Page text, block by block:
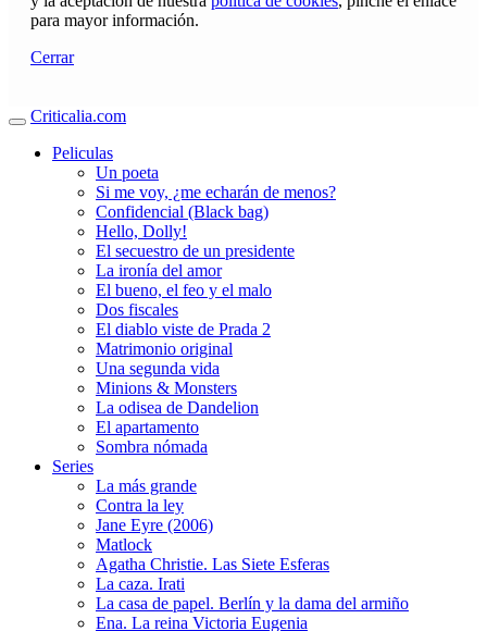
para mayor información.
Cerrar
Criticalia.com
Peliculas
Un poeta
Si me voy, ¿me echarán de menos?
Confidencial (Black bag)
Hello, Dolly!
El secuestro de un presidente
La ironía del amor
El bueno, el feo y el malo
Dos fiscales
El diablo viste de Prada 2
Matrimonio original
Una segunda vida
Minions & Monsters
La odisea de Dandelion
El apartamento
Sombra nómada
Series
La más grande
Contra la ley
Jane Eyre (2006)
Matlock
Agatha Christie. Las Siete Esferas
La caza. Irati
La casa de papel. Berlín y la dama del armiño
Ena. La reina Victoria Eugenia